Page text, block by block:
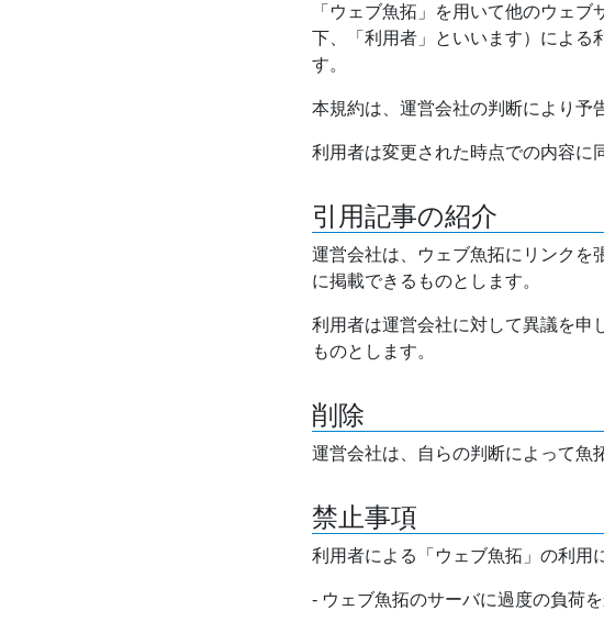
「ウェブ魚拓」を用いて他のウェ
下、「利用者」といいます）による
す。
本規約は、運営会社の判断により予
利用者は変更された時点での内容に
引用記事の紹介
運営会社は、ウェブ魚拓にリンクを
に掲載できるものとします。
利用者は運営会社に対して異議を申
ものとします。
削除
運営会社は、自らの判断によって魚
禁止事項
利用者による「ウェブ魚拓」の利用
- ウェブ魚拓のサーバに過度の負荷